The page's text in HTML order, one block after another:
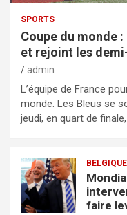
SPORTS
Coupe du monde
et rejoint les
admin
L’équipe de France
monde. Les Bleus se
jeudi, en quart de
BELGIQUE
faire